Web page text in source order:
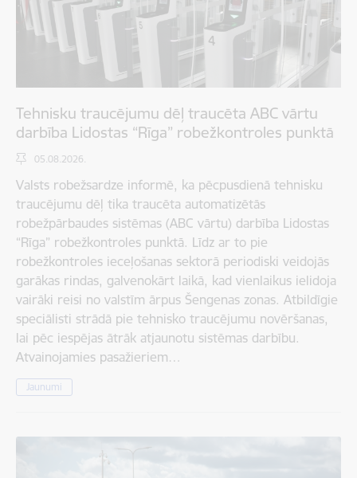
Tehnisku traucējumu dēļ traucēta ABC vārtu
darbība Lidostas “Rīga” robežkontroles punktā
05.08.2026.
Valsts robežsardze informē, ka pēcpusdienā tehnisku
traucējumu dēļ tika traucēta automatizētās
robežpārbaudes sistēmas (ABC vārtu) darbība Lidostas
“Rīga” robežkontroles punktā. Līdz ar to pie
robežkontroles ieceļošanas sektorā periodiski veidojās
garākas rindas, galvenokārt laikā, kad vienlaikus ielidoja
vairāki reisi no valstīm ārpus Šengenas zonas. Atbildīgie
speciālisti strādā pie tehnisko traucējumu novēršanas,
lai pēc iespējas ātrāk atjaunotu sistēmas darbību.
Atvainojamies pasažieriem…
Jaunumi